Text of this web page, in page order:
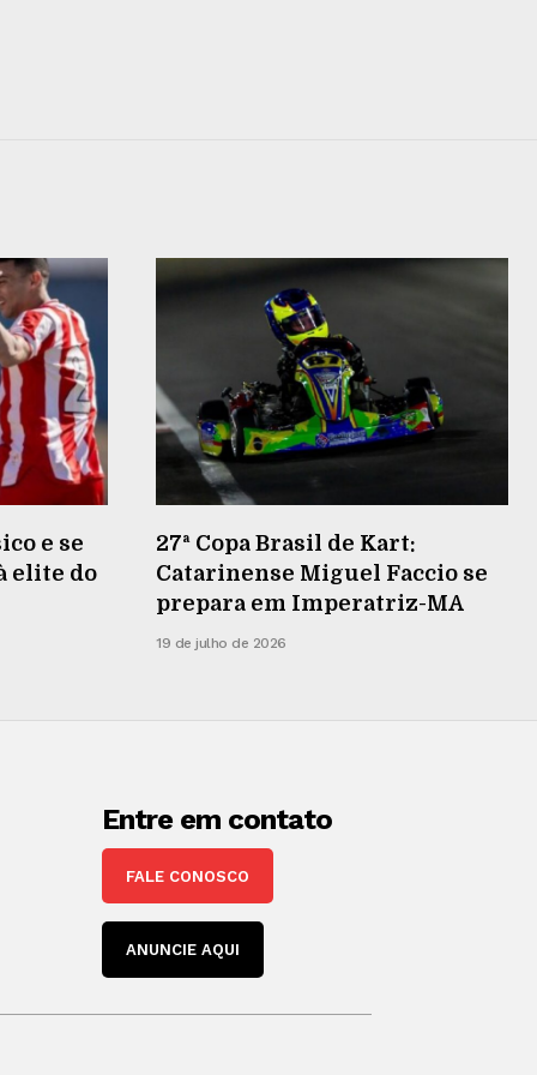
e se
elite do
27ª Copa Brasil de Kart:
Catarinense Miguel Faccio se
prepara em Imperatriz-MA
19 de julho de 2026
Entre em contato
FALE CONOSCO
ANUNCIE AQUI